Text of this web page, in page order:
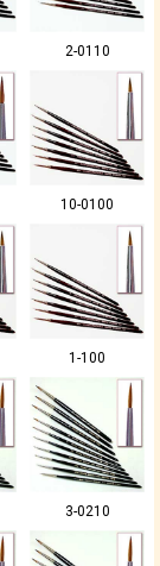
2-0110
10-0100
1-100
3-0210